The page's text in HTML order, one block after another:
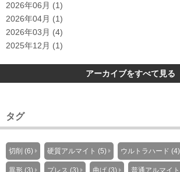
2026年06月 (1)
2026年04月 (1)
2026年03月 (4)
2025年12月 (1)
アーカイブをすべて見る
タグ
切削 (6) 硬質アルマイト (5) ウルトラハード (4)
異形 (3) プレス (3) 曲げ (3) 普通アルマイ